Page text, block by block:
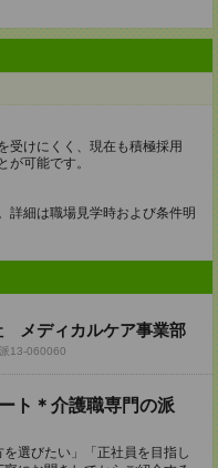
受けにくく、現在も積極採用
が可能です。
詳細は職場見学時および条件明
メディカルケア事業部
13-060060
ト＊介護職専門の派
選びたい」「正社員を目指し